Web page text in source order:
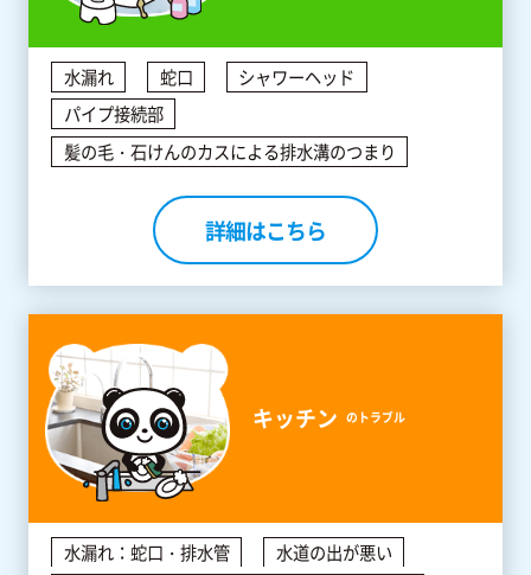
水漏れ 蛇口
シャワーヘッド
パイプ接続部
髪の毛・石けんのカスによる排水溝のつまり
詳細はこちら
キッチン のトラブル
水漏れ：蛇口・排水管
水道の出が悪い